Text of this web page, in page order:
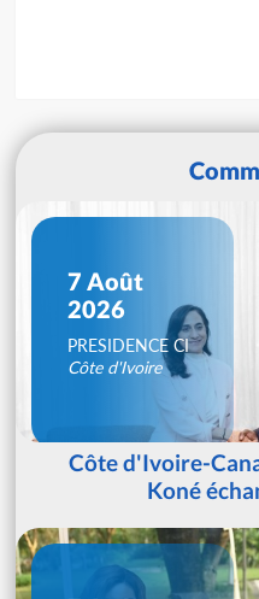
7 Août
2026
PRESIDENCE CI
Côte d'Ivoire
Côte d'Ivoire-
Koné